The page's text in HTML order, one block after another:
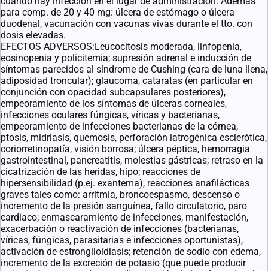
para comp. de 20 y 40 mg: úlcera de estómago o úlcera
duodenal, vacunación con vacunas vivas durante el tto. con
dosis elevadas.
EFECTOS ADVERSOS:Leucocitosis moderada, linfopenia,
eosinopenia y policitemia; supresión adrenal e inducción de
síntomas parecidos al síndrome de Cushing (cara de luna llena,
adiposidad troncular); glaucoma, cataratas (en particular en
conjunción con opacidad subcapsulares posteriores),
empeoramiento de los síntomas de úlceras corneales,
infecciones oculares fúngicas, víricas y bacterianas,
empeoramiento de infecciones bacterianas de la córnea,
ptosis, midriasis, quemosis, perforación iatrogénica esclerótica,
coriorretinopatía, visión borrosa; úlcera péptica, hemorragia
gastrointestinal, pancreatitis, molestias gástricas; retraso en la
cicatrización de las heridas, hipo; reacciones de
hipersensibilidad (p.ej. exantema), reacciones anafilácticas
graves tales como: arritmia, broncoespasmo, descenso o
incremento de la presión sanguínea, fallo circulatorio, paro
cardiaco; enmascaramiento de infecciones, manifestación,
exacerbación o reactivación de infecciones (bacterianas,
víricas, fúngicas, parasitarias e infecciones oportunistas),
activación de estrongiloidiasis; retención de sodio con edema,
incremento de la excreción de potasio (que puede producir